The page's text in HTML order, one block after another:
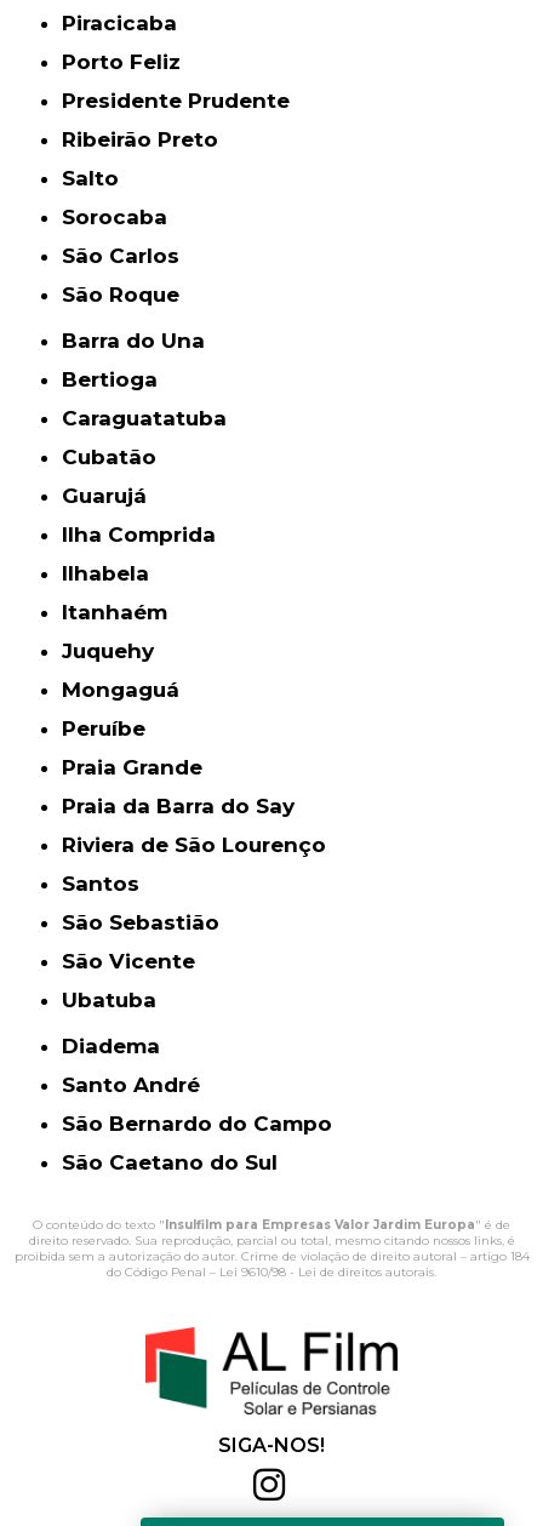
Piracicaba
Porto Feliz
Presidente Prudente
Ribeirão Preto
Salto
Sorocaba
São Carlos
São Roque
Barra do Una
Bertioga
Caraguatatuba
Cubatão
Guarujá
Ilha Comprida
Ilhabela
Itanhaém
Juquehy
Mongaguá
Peruíbe
Praia Grande
Praia da Barra do Say
Riviera de São Lourenço
Santos
São Sebastião
São Vicente
Ubatuba
Diadema
Santo André
São Bernardo do Campo
São Caetano do Sul
O conteúdo do texto " Insulfilm para Empresas Valor Jardim Europa" é de
direito reservado. Sua reprodução, parcial ou total, mesmo citando nossos links, é
proibida sem a autorização do autor. Crime de violação de direito autoral – artigo 184
do Código Penal – Lei 9610/98 - Lei de direitos autorais.
SIGA-NOS!